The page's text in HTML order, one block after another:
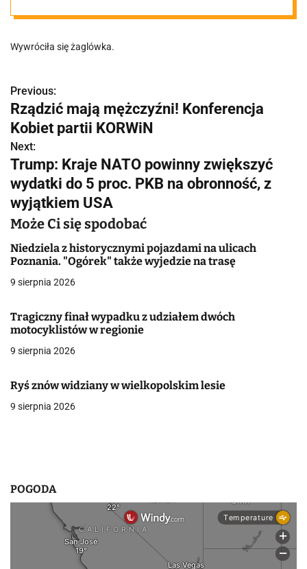
regionie. W
wodzie znalazło
się sześć osób
Wywróciła się żaglówka.
N
a
w
i
g
a
c
j
w
p
i
s
Previous:
Rządzić mają mężczyźni! Konferencja
Kobiet partii KORWiN
Next:
Trump: Kraje NATO powinny zwiększyć
wydatki do 5 proc. PKB na obronność, z
wyjątkiem USA
Może Ci się spodobać
Niedziela z historycznymi pojazdami na ulicach
Poznania. "Ogórek" także wyjedzie na trasę
9 sierpnia 2026
Tragiczny finał wypadku z udziałem dwóch
motocyklistów w regionie
9 sierpnia 2026
Ryś znów widziany w wielkopolskim lesie
9 sierpnia 2026
POGODA